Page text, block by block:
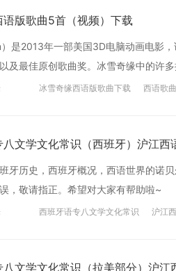
语版歌曲5首（视频）下载
是2013年一部美国3D电脑动画电影
及最佳原创歌曲奖。冰雪奇缘中的许
冰雪奇缘西语版歌曲下载 西语歌
八文学文化常识（西班牙）沪江西
牙历史，西班牙概况，西语世界的诺
，敬请指正。希望对大家有帮助啦~
西班牙语专八文学文化常识 沪江
八文学文化常识（拉美部分）沪江